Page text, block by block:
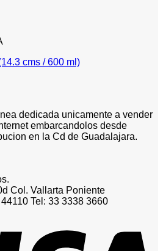
cms / 600 ml)
dedicada unicamente a vender
embarcandolos desde
en la Cd de Guadalajara.
Col. Vallarta Poniente
Tel: 33 3338 3660